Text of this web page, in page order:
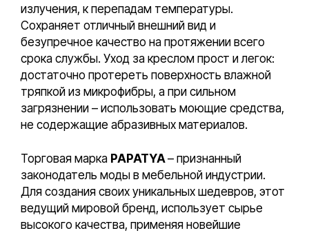
излучения, к перепадам температуры.
Сохраняет отличный внешний вид и
безупречное качество на протяжении всего
срока службы. Уход за креслом прост и легок:
достаточно протереть поверхность влажной
тряпкой из микрофибры, а при сильном
загрязнении – использовать моющие средства,
не содержащие абразивных материалов.
Торговая марка PAPATYA– признанный
законодатель моды в мебельной индустрии.
Для создания своих уникальных шедевров, этот
ведущий мировой бренд, использует сырье
высокого качества, применяя новейшие